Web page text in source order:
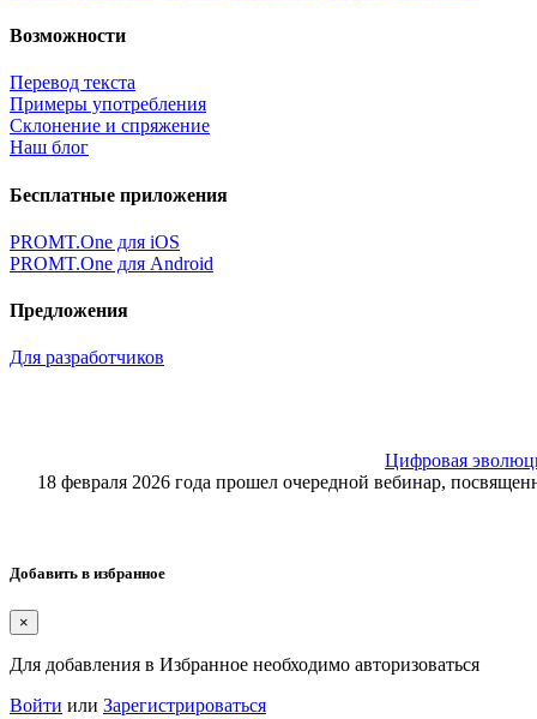
Возможности
Перевод текста
Примеры употребления
Склонение и спряжение
Наш блог
Бесплатные приложения
PROMT.One для iOS
PROMT.One для Android
Предложения
Для разработчиков
Цифровая
18 февраля 2026 года прошел очередной вебинар,
Добавить в избранное
×
Для добавления в Избранное необходимо авторизоваться
Войти или Зарегистрироваться